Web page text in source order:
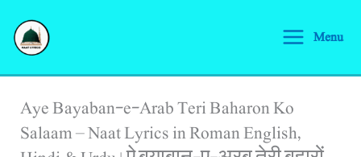
content
Menu
Aye Bayaban-e-Arab Teri Baharon Ko
Salaam – Naat Lyrics in Roman English,
e
c
h